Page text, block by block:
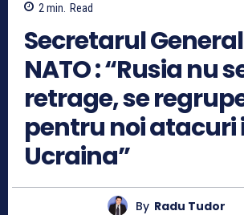
2 min. Read
Secretarul
NATO : “Rusia nu
retrage, se
pentru noi atacuri
Ucraina”
By Radu Tudor